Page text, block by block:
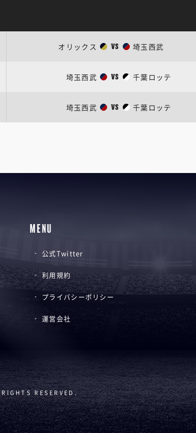
オリックス VS 埼玉西武
埼玉西武 VS 千葉ロッテ
埼玉西武 VS 千葉ロッテ
MENU
公式Twitter
利用規約
プライバシーポリシー
運営会社
RESERVED.